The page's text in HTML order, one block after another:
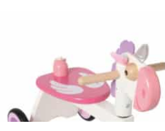
Impressum
© Holly & Claire GmbH®